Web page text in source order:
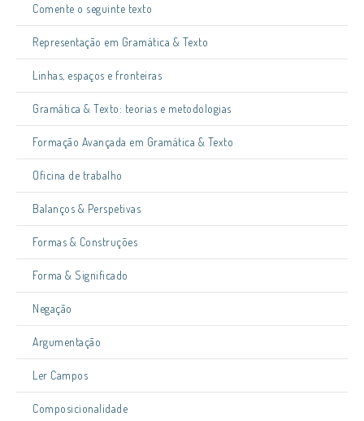
Comente o seguinte texto
Representação em Gramática & Texto
Linhas, espaços e fronteiras
Gramática & Texto: teorias e metodologias
Formação Avançada em Gramática & Texto
Oficina de trabalho
Balanços & Perspetivas
Formas & Construções
Forma & Significado
Negação
Argumentação
Ler Campos
Composicionalidade